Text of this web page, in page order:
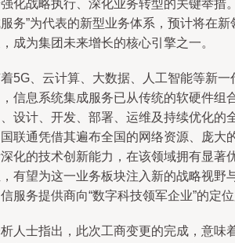
化战略执行、深化业务转型的关键举措
务”为代表的新型业务体系，预计将在
成为集团未来增长的核心引擎之一。
5G、云计算、大数据、人工智能等新一
信息系统集成服务已从传统的软硬件组
设计、开发、部署、运维及持续优化的
联通凭借其遍布全国的网络资源、庞大
化的技术创新能力，在该领域拥有显著
有望为这一业务板块注入新的战略视野
服务提供商向“数字科技领军企业”的定位
人士指出，此次工商变更的完成，意味